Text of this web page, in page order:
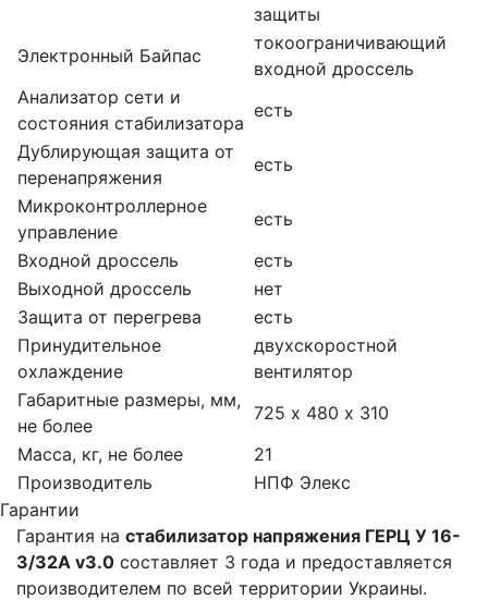
защиты
Электронный Байпас
токоограничивающий
входной дроссель
Анализатор сети и
состояния стабилизатора
есть
Дублирующая защита от
перенапряжения
есть
Микроконтроллерное
управление
есть
Входной дроссель
есть
Выходной дроссель
нет
Защита от перегрева
есть
Принудительное
охлаждение
двухскоростной
вентилятор
Габаритные размеры, мм,
не более
725 х 480 х 310
Масса, кг, не более
21
Производитель
НПФ Элекс
Гарантии
Гарантия на стабилизатор напряжения ГЕРЦ У 16-
3/32A v3.0 составляет 3 года и предоставляется
производителем по всей территории Украины.